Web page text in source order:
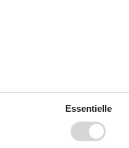
2 externe Bewertungen.
Kostenloser
Landschaftsgarten
Essentielle